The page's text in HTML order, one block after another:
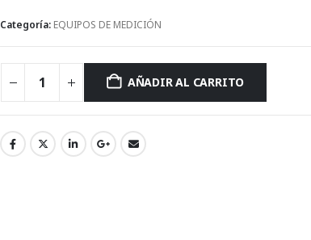
Categoría: EQUIPOS DE MEDICIÓN
AÑADIR AL CARRITO